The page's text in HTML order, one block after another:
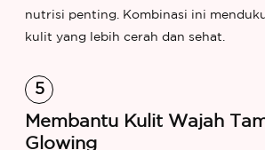
nutrisi penting. Kombinasi ini
kulit yang lebih cerah dan sehat.
Membantu Kulit Wajah
Glowing